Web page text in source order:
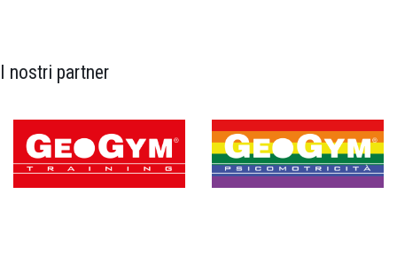
I nostri partner